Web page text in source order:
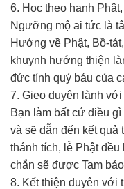
6. Học theo hạnh
Ngưỡng mộ ai tức là
Hướng về Phật, Bồ-
khuynh hướng thiện
đức tính quý báu của
7. Gieo duyên lành với
Bạn làm bất cứ điều
và sẽ dẫn đến kết
thánh tích, lễ Phật
chắn sẽ được Tam
8. Kết thiện duyên với